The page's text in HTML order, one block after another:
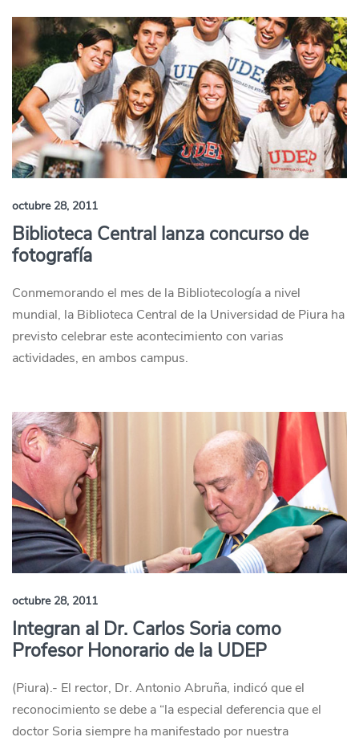
octubre 28, 2011
Biblioteca Central lanza concurso de
fotografía
Conmemorando el mes de la Bibliotecología a nivel
mundial, la Biblioteca Central de la Universidad de Piura ha
previsto celebrar este acontecimiento con varias
actividades, en ambos campus.
octubre 28, 2011
Integran al Dr. Carlos Soria como
Profesor Honorario de la UDEP
(Piura).- El rector, Dr. Antonio Abruña, indicó que el
reconocimiento se debe a “la especial deferencia que el
doctor Soria siempre ha manifestado por nuestra